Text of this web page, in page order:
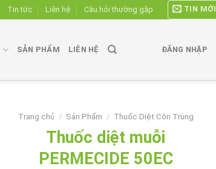
Tin tức Liên hệ Câu hỏi thường gặp TIN MỚI
SẢN PHẨM LIÊN HỆ ĐĂNG NHẬP
Trang chủ / Sản Phẩm / Thuốc Diệt Côn Trùng
Thuốc diệt muỗi
PERMECIDE 50EC